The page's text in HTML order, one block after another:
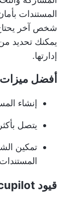
المستندات
شخص آخر
يمكنك تحديد
إدارتها.
أفضل ميزات Docupilot
إنشاء
يتصل بأكثر من
تمكين
المستندات
قيود Docupilot